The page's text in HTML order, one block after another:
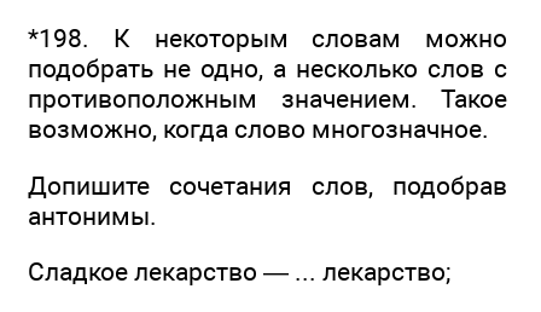
*198. К некоторым словам можно
подобрать не одно, а несколько слов с
противоположным значением. Такое
возможно, когда слово многозначное.
Допишите сочетания слов, подобрав
антонимы.
Сладкое лекарство — ... лекарство;